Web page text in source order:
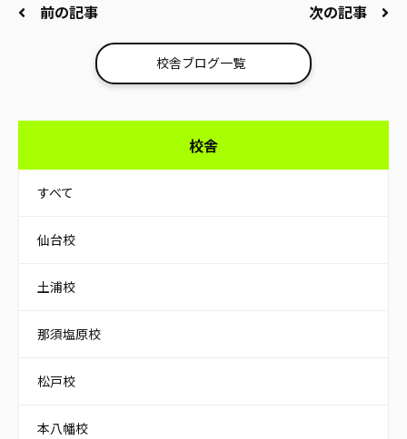
前の記事 次の記事
校舎ブログ一覧
校舎
すべて
仙台校
土浦校
那須塩原校
松戸校
本八幡校